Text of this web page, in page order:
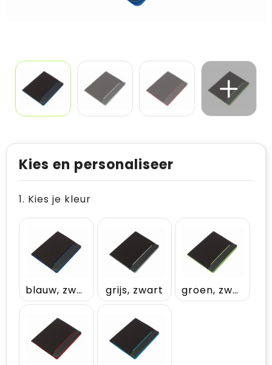
Kies en personaliseer
1. Kies je kleur
blauw, zwart grijs, zwart groen, zwart